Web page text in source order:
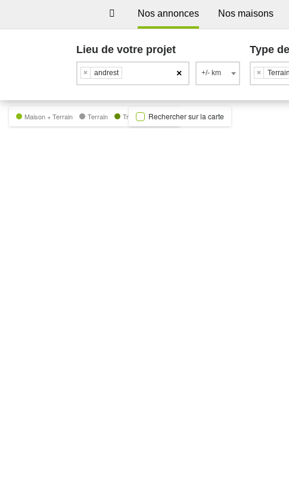
Nos annonces Nos maisons
Lieu de votre projet
×
× andrest +/- km
Type
× Terrain
Maison + Terrain Terrain Trecobat GreenRechercher sur la carte